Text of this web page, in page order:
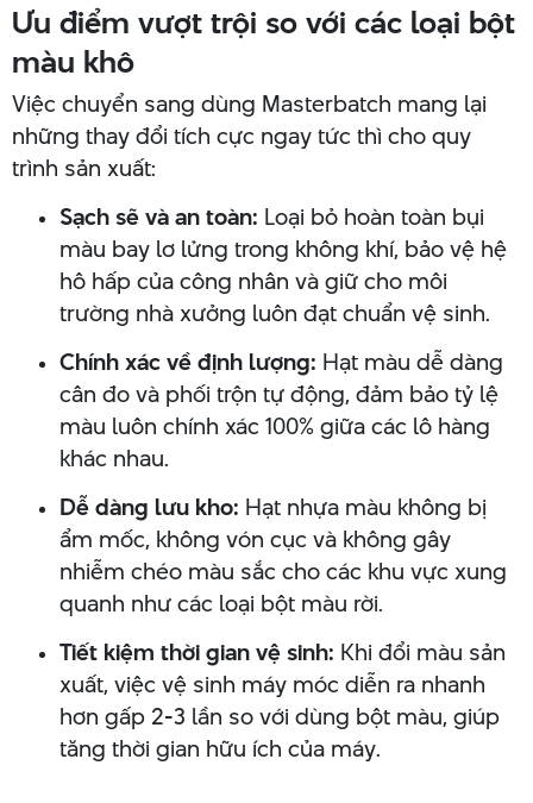
Ưu điểm vượt trội so với các loại bột
màu khô
Việc chuyển sang dùng Masterbatch mang lại
những thay đổi tích cực ngay tức thì cho quy
trình sản xuất:
Sạch sẽ và an toàn: Loại bỏ hoàn toàn bụi
màu bay lơ lửng trong không khí, bảo vệ hệ
hô hấp của công nhân và giữ cho môi
trường nhà xưởng luôn đạt chuẩn vệ sinh.
Chính xác về định lượng: Hạt màu dễ dàng
cân đo và phối trộn tự động, đảm bảo tỷ lệ
màu luôn chính xác 100% giữa các lô hàng
khác nhau.
Dễ dàng lưu kho: Hạt nhựa màu không bị
ẩm mốc, không vón cục và không gây
nhiễm chéo màu sắc cho các khu vực xung
quanh như các loại bột màu rời.
Tiết kiệm thời gian vệ sinh: Khi đổi màu sản
xuất, việc vệ sinh máy móc diễn ra nhanh
hơn gấp 2-3 lần so với dùng bột màu, giúp
tăng thời gian hữu ích của máy.